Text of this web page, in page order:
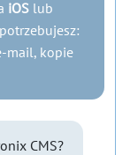
iOS lub
mail, kopie
CMS?